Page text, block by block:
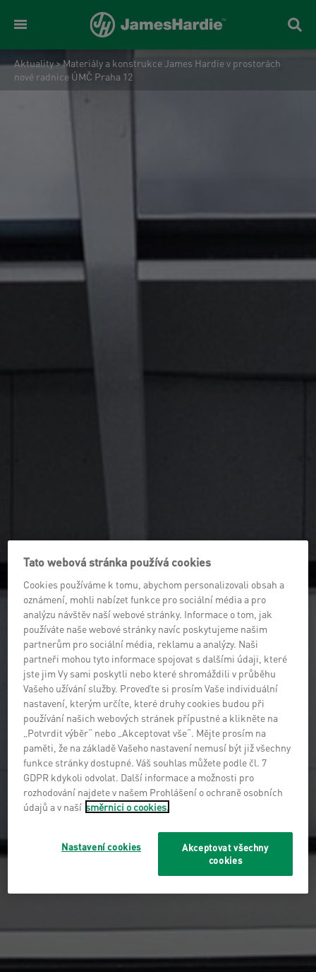
Aktuality>Materiály a konstrukce James Hardie v prostorách
nové radnice ÚMČ Praha 12
Tato webová stránka používá cookies
Cookies používáme k tomu, abychom personalizovali obsah a
oznámení, mohli nabízet funkce pro sociální média a pro
analýzu návštěv naší webové stránky. Informace o tom, jak
používáte naše webové stránky navíc poskytujeme našim
partnerům pro sociální média, reklamu a analýzy. Naši
partneři mohou tyto informace spojovat s dalšími údaji, které
jste jim Vy sami poskytli nebo které shromáždili v průběhu
Vašeho užívání služby. Proveďte si prosím Vaše individuální
nastavení, kterým určíte, které druhy cookies budou při
používání našich webových stránek přípustné a klikněte na
„Potvrdit výběr“ nebo „Akceptovat vše“. Mějte prosím na
paměti, že na základě Vašeho nastavení nemusí být již všechny
funkce stránky dostupné. Váš souhlas můžete podle čl. 7
GDPR kdykoli odvolat. Další informace a možnosti pro
rozhodování najdete v našem Prohlášení o ochraně osobních
údajů a v naší směrnici o cookies.
Akceptovat všechny
cookies
Nastavení cookies